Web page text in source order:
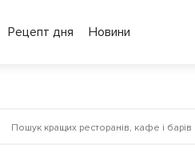
Рецепт дня Новини